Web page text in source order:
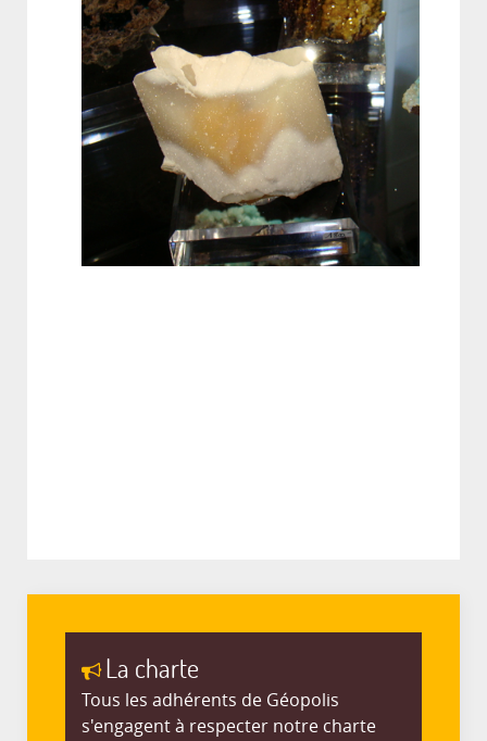
La charte
Tous les adhérents de Géopolis
s'engagent à respecter notre charte